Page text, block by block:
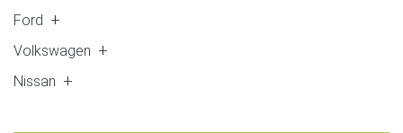
Ford
Galaxy 1 (1)
Volkswagen
Nissan